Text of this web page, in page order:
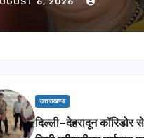
उत्तराखण्ड
दिल्ली-देहरादून कॉरिडोर